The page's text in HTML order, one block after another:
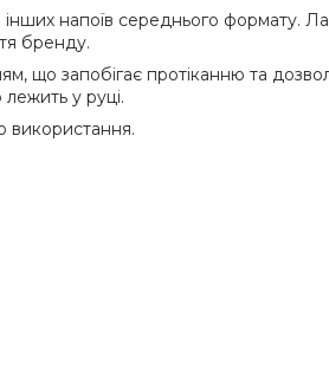
напоїв середнього формату.
бренду.
що запобігає протіканню та
у руці.
використання.